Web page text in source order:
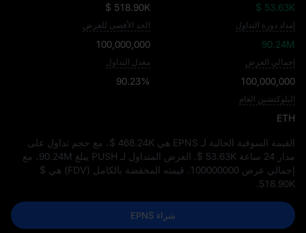
$ 53.63K
$ 518.90K
إمداد دورة التداول
90.24M
الحد الأقصى للعرض
100,000,000
إجمالي العرض
100,000,000
معدل التداول
90.23%
البلوكتشين العام
ETH
القيمة السوقية الحالية لـ EPNS هي $ 468.24K، مع حجم تداول على
مدار 24 ساعة
$ 53.63K . العرض المتداول لـ PUSH يبلغ 90.24M، مع
إجمالي عرض 100000000 . قيمته المخفضة بالكامل (FDV) هي
$
518.90K
شراء EPNS